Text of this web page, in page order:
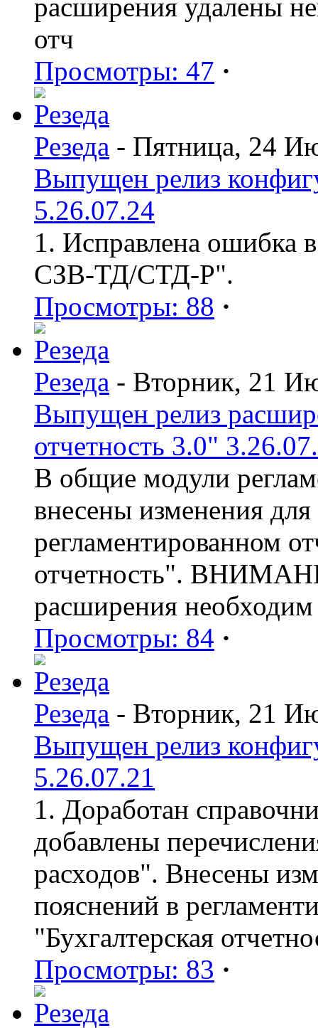
расширения удалены
отч
Просмотры: 47 ·
Резеда - Пятница, 24
Выпущен релиз
5.26.07.24
1. Исправлена ошибка
СЗВ-ТД/СТД-Р".
Просмотры: 88 ·
Резеда - Вторник, 21
Выпущен релиз
отчетность 3.0"
В общие модули
внесены изменения
регламентированном
отчетность".
расширения необходим
Просмотры: 84 ·
Резеда - Вторник, 21
Выпущен релиз
5.26.07.21
1. Доработан
добавлены
расходов". Внесены
пояснений в
"Бухгалтерская
Просмотры: 83 ·